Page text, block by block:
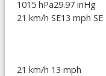
1015 hPa29.97 inHg
21 km/h SE13 mph SE
21 km/h 13 mph